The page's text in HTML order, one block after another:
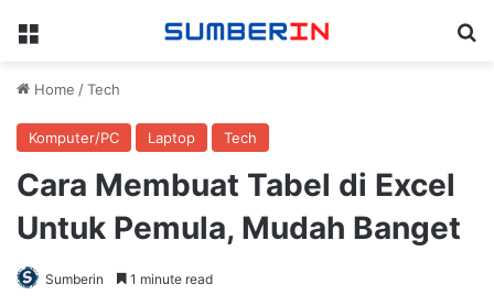
Menu
Home /Tech
Komputer/PC Laptop Tech
Cara Membuat Tabel di Excel
Untuk Pemula, Mudah Banget
Sumberin 1 minute read